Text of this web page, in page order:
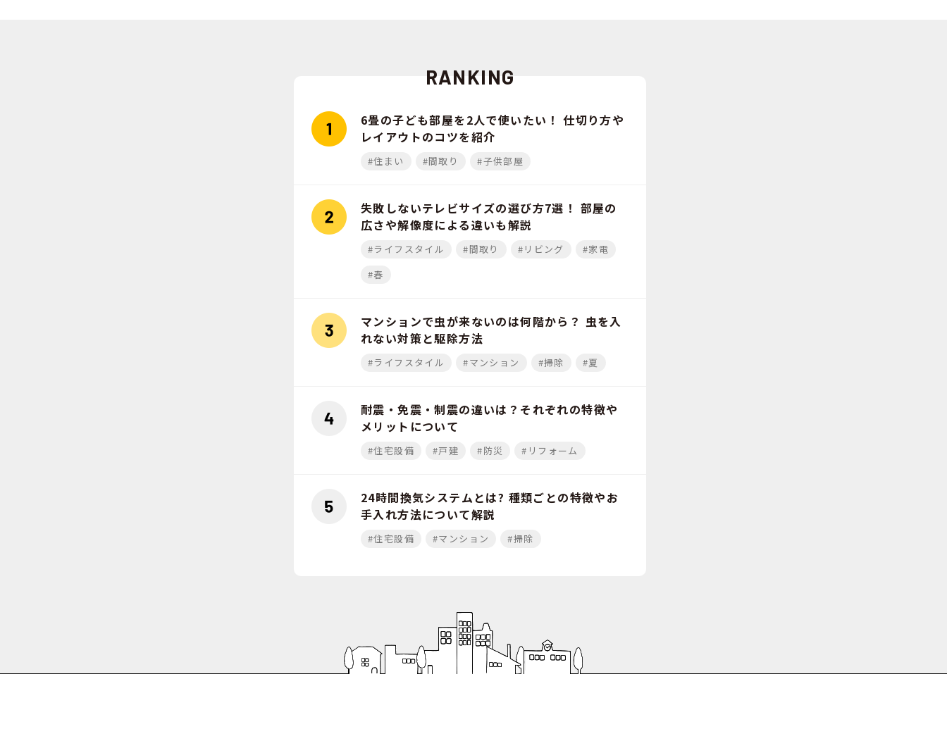
RANKING
6畳の子ども部屋を2人で使いたい！ 仕切り方や
レイアウトのコツを紹介
#住まい #間取り #子供部屋
失敗しないテレビサイズの選び方7選！ 部屋の
広さや解像度による違いも解説
#ライフスタイル #間取り #リビング
#家電
#春
マンションで虫が来ないのは何階から？ 虫を入
れない対策と駆除方法
#ライフスタイル #マンション #掃除 #夏
耐震・免震・制震の違いは？それぞれの特徴や
メリットについて
#住宅設備 #戸建 #防災 #リフォーム
24時間換気システムとは? 種類ごとの特徴やお
手入れ方法について解説
#住宅設備 #マンション #掃除